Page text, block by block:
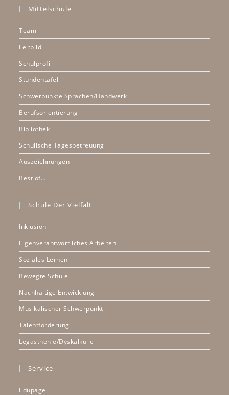
Mittelschule
Team
Leitbild
Schulprofil
Stundentafel
Schwerpunkte Sprachen/Handwerk
Berufsorientierung
Bibliothek
Schulische Tagesbetreuung
Auszeichnungen
Best of…
Schule Der Vielfalt
Inklusion
Eigenverantwortliches Arbeiten
Soziales Lernen
Bewegte Schule
Nachhaltige Entwicklung
Musikalischer Schwerpunkt
Talentförderung
Legasthenie/Dyskalkulie
Service
Edupage